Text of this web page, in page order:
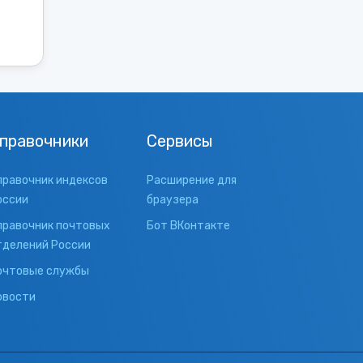
индексов
почтовых
России
службы
Сервисы
Расширение для
браузера
Бот ВКонтакте